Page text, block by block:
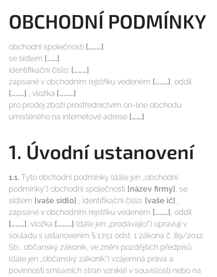
OBCHODNÍ PODMÍNKY
obchodní společnosti [………]
se sídlem […….]
identifikační číslo: [………]
zapsané v obchodním rejstříku vedeném [………], oddíl
[………] , vložka [……….]
pro prodej zboží prostřednictvím on-line obchodu
umístěného na internetové adrese […….]
1. Úvodní ustanovení
1.1. Tyto obchodní podmínky (dále jen „obchodní
podmínky“) obchodní společnosti [název firmy], se
sídlem [vaše sídlo] , identifikační číslo: [vaše ič] ,
zapsané v obchodním rejstříku vedeném [………], oddíl
[………], vložka [……….] (dále jen „prodávající“) upravují v
souladu s ustanovením § 1751 odst. 1 zákona č. 89/2012
Sb., občanský zákoník, ve znění pozdějších předpisů
(dále jen „občanský zákoník“) vzájemná práva a
povinnosti smluvních stran vzniklé v souvislosti nebo na